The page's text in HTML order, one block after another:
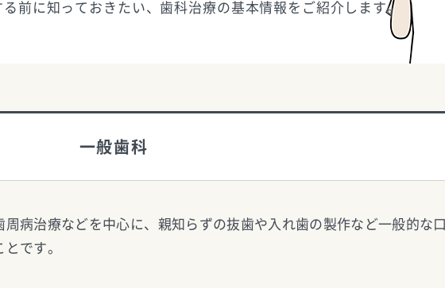
前に知っておきたい、歯科治療の基本情報をご紹介します。
一般歯科
病治療などを中心に、親知らずの抜歯や入れ歯の製作など一般的な口
です。